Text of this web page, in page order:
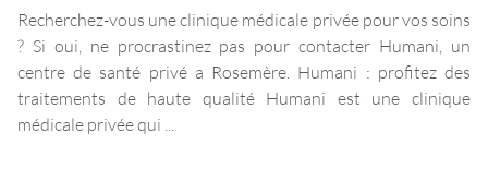
Recherchez-vous une clinique médicale privée pour vos soins
? Si oui, ne procrastinez pas pour contacter Humani, un
centre de santé privé a Rosemère. Humani : profitez des
traitements de haute qualité Humani est une clinique
médicale privée qui ...